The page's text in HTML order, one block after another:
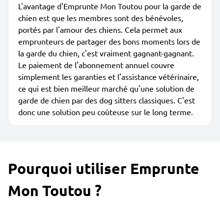
L'avantage d'Emprunte Mon Toutou pour la garde de
chien est que les membres sont des bénévoles,
portés par l'amour des chiens. Cela permet aux
emprunteurs de partager des bons moments lors de
la garde du chien, c'est vraiment gagnant-gagnant.
Le paiement de l'abonnement annuel couvre
simplement les garanties et l'assistance vétérinaire,
ce qui est bien meilleur marché qu'une solution de
garde de chien par des dog sitters classiques. C'est
donc une solution peu coûteuse sur le long terme.
Pourquoi utiliser Emprunte
Mon Toutou ?